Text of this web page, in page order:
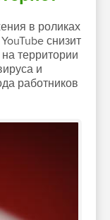
в роликах
снизит
территории
и
работников